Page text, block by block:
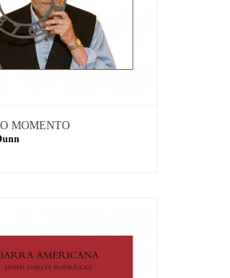
MOMENTO